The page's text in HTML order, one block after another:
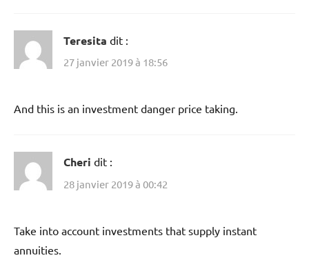
Teresita dit :
27 janvier 2019 à 18:56
And this is an investment danger price taking.
Cheri dit :
28 janvier 2019 à 00:42
Take into account investments that supply instant
annuities.